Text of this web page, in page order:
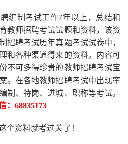
编制考试工作7年以上，总结和
教师招聘考试试题和资料，该资
招聘考试历年真题考试试卷中，
和各种渠道得来的资料。内容可
不可多得珍贵的教师招聘考试宝
。在各地教师招聘考试中出现率
制、特岗、进城、职称等考试。
： 68835173
资料就考过关了！